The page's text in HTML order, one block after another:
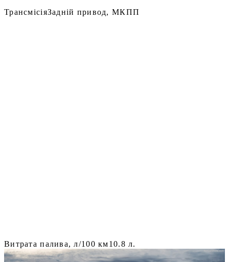
ТрансмісіяЗадній привод, МКПП
Витрата палива, л/100 км10.8 л.